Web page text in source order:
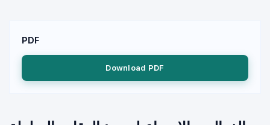
PDF
Download PDF